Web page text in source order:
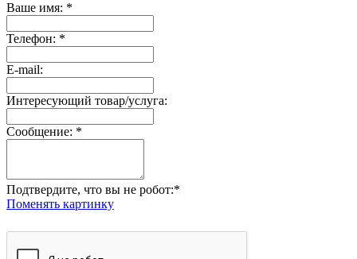
Ваше имя: *
Телефон: *
E-mail:
Интересующий товар/услуга:
Сообщение: *
Подтвердите, что вы не робот:*
Поменять картинку